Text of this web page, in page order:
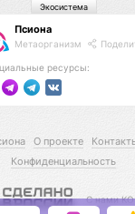
Псиона
Метаорганизм
ресурсы:
Экосистема
О проекте
Конфиденциальность
С нами